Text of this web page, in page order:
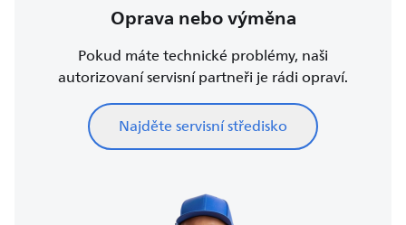
Oprava nebo výměna
Pokud máte technické problémy, naši
autorizovaní servisní partneři je rádi opraví.
Najděte servisní středisko